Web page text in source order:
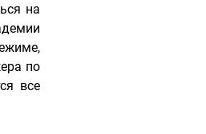
на
по
все